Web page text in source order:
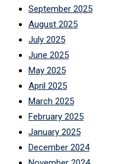
September 2025
August 2025
July 2025
June 2025
May 2025
April 2025
March 2025
February 2025
January 2025
December 2024